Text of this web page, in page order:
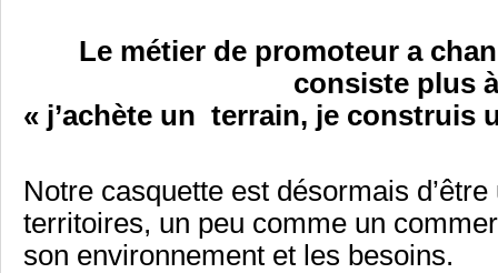
Le métier de promoteur a
consiste plus
« j’achète un terrain, je construis
Notre casquette est désormais
territoires, un peu comme un
son environnement et les besoins.